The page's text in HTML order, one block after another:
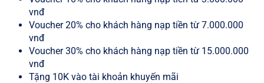
vnđ
Voucher 20% cho khách hàng nạp tiền từ 7.000.000
vnđ
Voucher 30% cho khách hàng nạp tiền từ 15.000.000
vnđ
Tặng 10K vào tài khoản khuyến mãi